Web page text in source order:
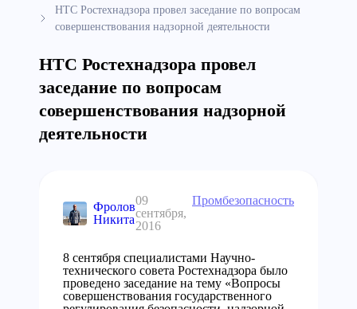
НТС Ростехнадзора провел заседание по вопросам
совершенствования надзорной деятельности
НТС Ростехнадзора провел
заседание по вопросам
совершенствования надзорной
деятельности
Фролов
Никита
09
сентября,
2016
Промбезопасность
8 сентября специалистами Научно-
технического совета Ростехнадзора было
проведено заседание на тему «Вопросы
совершенствования государственного